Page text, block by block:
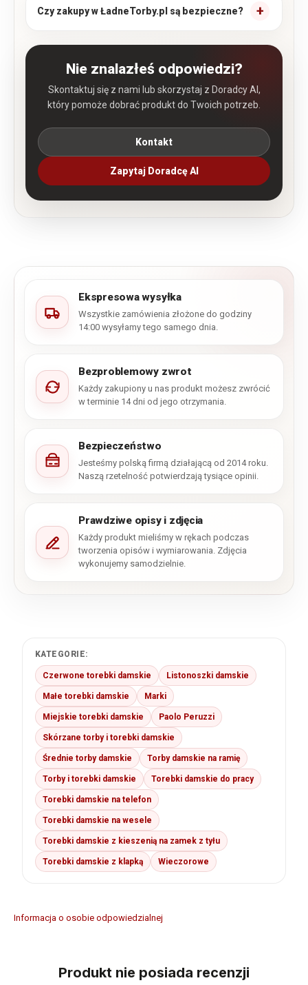
Czy zakupy w ŁadneTorby.pl są bezpieczne?
Nie znalazłeś odpowiedzi?
Skontaktuj się z nami lub skorzystaj z Doradcy AI,
który pomoże dobrać produkt do Twoich potrzeb.
Kontakt
Zapytaj Doradcę AI
Ekspresowa wysyłka
Wszystkie zamówienia złożone do godziny
14:00 wysyłamy tego samego dnia.
Bezproblemowy zwrot
Każdy zakupiony u nas produkt możesz zwrócić
w terminie 14 dni od jego otrzymania.
Bezpieczeństwo
Jesteśmy polską firmą działającą od 2014 roku.
Naszą rzetelność potwierdzają tysiące opinii.
Prawdziwe opisy i zdjęcia
Każdy produkt mieliśmy w rękach podczas
tworzenia opisów i wymiarowania. Zdjęcia
wykonujemy samodzielnie.
KATEGORIE:
Czerwone torebki damskie Listonoszki damskie
Małe torebki damskie Marki
Miejskie torebki damskie Paolo Peruzzi
Skórzane torby i torebki damskie
Średnie torby damskie Torby damskie na ramię
Torby i torebki damskie Torebki damskie do pracy
Torebki damskie na telefon
Torebki damskie na wesele
Torebki damskie z kieszenią na zamek z tyłu
Torebki damskie z klapką Wieczorowe
Informacja o osobie odpowiedzialnej
Produkt nie posiada recenzji